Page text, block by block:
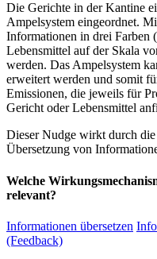
Die Gerichte in der Kantine
Ampelsystem eingeordnet.
Informationen in drei Farben
Lebensmittel auf der Skala
werden. Das Ampelsystem
erweitert werden und somit
Emissionen, die jeweils für
Gericht oder Lebensmittel
Dieser Nudge wirkt durch
Übersetzung von
Welche
relevant?
Informationen übersetzen
(Feedback)